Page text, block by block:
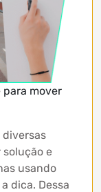
para mover
diversas
e
usando
dica. Dessa